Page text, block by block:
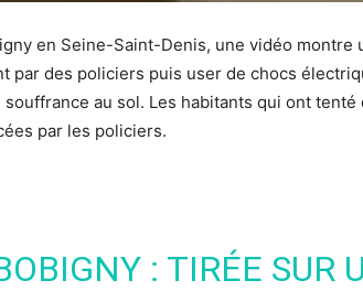
en Seine-Saint-Denis, une vidéo
par des policiers puis user de chocs
souffrance au sol. Les habitants qui ont
par les policiers.
: TIRÉE SUR